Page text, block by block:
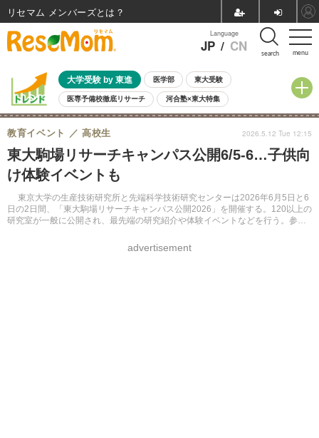
menu
Language
JP / CN search
大学受験 by 東進 医学部 東大受験
医専予備校徹底リサーチ 河合塾×東大特集
親子で考える大学選び 高校受験 中学受験 小学校受験
共通テスト 夏休み
8月開催イベント・WS 全国公立高校 過去問 人気記事
自由研究教材（小学生向け）
東大駒場リサーチキャンパス公開6/5-6…子供向
け体験イベントも
東京大学の生産技術研究所と先端科学技術研究センターは2026年6月5日と6
日の2日間、「東大駒場リサーチキャンパス公開2026」を開催する。120以上の
研究室が一般に公開され、最先端の研究紹介や体験イベントなどを行う。参加
教育イベント 高校生
advertisement
2026.5.12 Tue 12:15
リセマム メンバーズ